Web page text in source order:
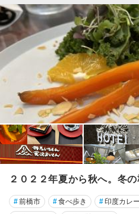
２０２２年夏から秋へ。冬の
#前橋市 #食べ歩き #印度カレ